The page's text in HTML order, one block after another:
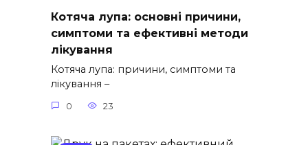
Котяча лупа: основні причини,
симптоми та ефективні методи
лікування
Котяча лупа: причини, симптоми та
лікування –
0 23